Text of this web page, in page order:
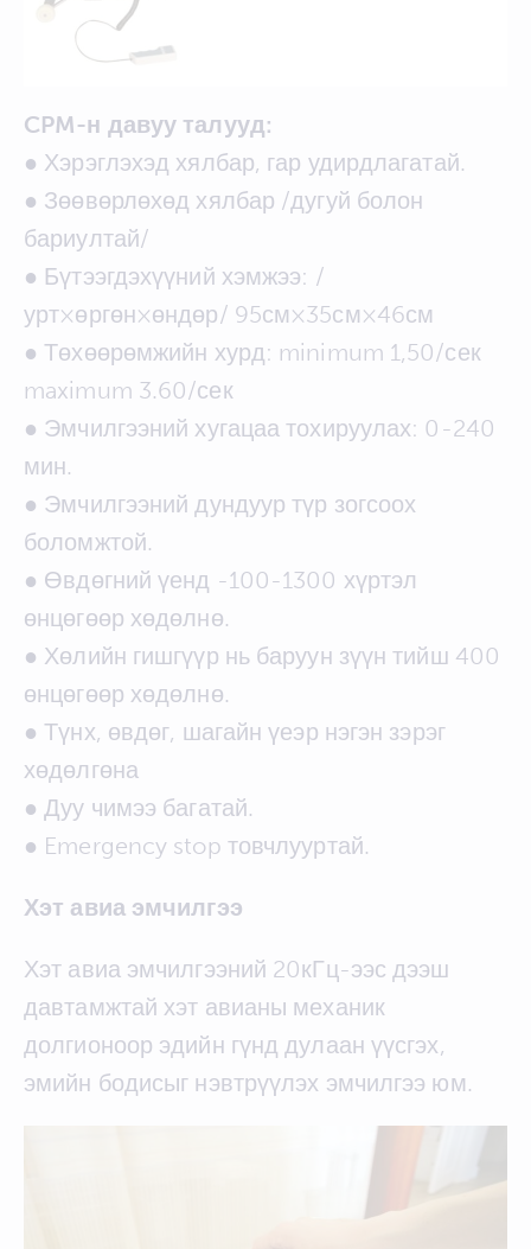
CPM-н давуу талууд:
● Хэрэглэхэд хялбар, гар удирдлагатай.
● Зөөвөрлөхөд хялбар /дугуй болон
бариултай/
● Бүтээгдэхүүний хэмжээ: /
урт×өргөн×өндөр/ 95см×35см×46см
● Төхөөрөмжийн хурд: minimum 1,50/сек
maximum 3.60/сек
● Эмчилгээний хугацаа тохируулах: 0-240
мин.
● Эмчилгээний дундуур түр зогсоох
боломжтой.
● Өвдөгний үенд -100-1300 хүртэл
өнцөгөөр хөдөлнө.
● Хөлийн гишгүүр нь баруун зүүн тийш 400
өнцөгөөр хөдөлнө.
● Түнх, өвдөг, шагайн үеэр нэгэн зэрэг
хөдөлгөна
● Дуу чимээ багатай.
● Emergency stop товчлууртай.
Хэт авиа эмчилгээ
Хэт авиа эмчилгээний 20кГц-ээс дээш
давтамжтай хэт авианы механик
долгионоор эдийн гүнд дулаан үүсгэх,
эмийн бодисыг нэвтрүүлэх эмчилгээ юм.